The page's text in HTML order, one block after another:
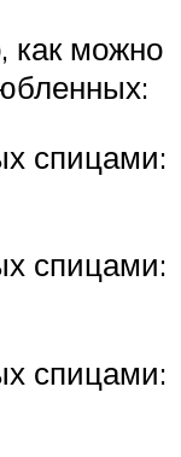
как можно
спицами:
спицами:
спицами: